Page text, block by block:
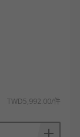
TWD5,992.00/件